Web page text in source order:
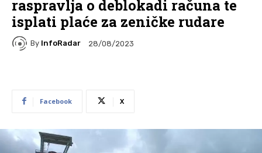
raspravlja o deblokadi računa te
isplati plaće za zeničke rudare
By InfoRadar 28/08/2023
Facebook X